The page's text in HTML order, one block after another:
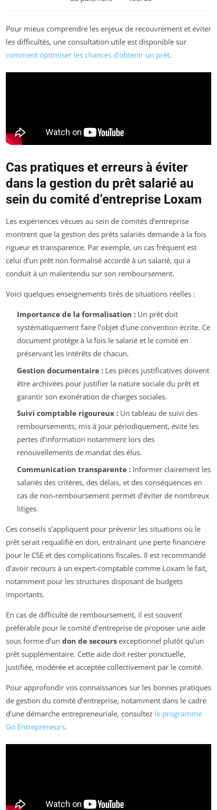
Pour mieux comprendre les enjeux de recouvrement et éviter
les difficultés, une consultation utile est disponible sur
comment optimiser les chances d’obtenir un prêt.
Cas pratiques et erreurs à éviter
dans la gestion du prêt salarié au
sein du comité d’entreprise Loxam
Les expériences vécues au sein de comités d’entreprise
montrent que la gestion des prêts salariés demande à la fois
rigueur et transparence. Par exemple, un cas fréquent est
celui d’un prêt non formalisé accordé à un salarié, qui a
conduit à un malentendu sur son remboursement.
Voici quelques enseignements tirés de situations réelles :
Importance de la formalisation :Un prêt doit
systématiquement faire l’objet d’une convention écrite. Ce
document protège à la fois le salarié et le comité en
préservant les intérêts de chacun.
Gestion documentaire :Les pièces justificatives doivent
être archivées pour justifier la nature sociale du prêt et
garantir son exonération de charges sociales.
Suivi comptable rigoureux :Un tableau de suivi des
remboursements, mis à jour périodiquement, évite les
pertes d’information notamment lors des
renouvellements de mandat des élus.
Communication transparente :Informer clairement les
salariés des critères, des délais, et des conséquences en
cas de non-remboursement permet d’éviter de nombreux
litiges.
Ces conseils s’appliquent pour prévenir les situations où le
prêt serait requalifié en don, entraînant une perte financière
pour le CSE et des complications fiscales. Il est recommandé
d’avoir recours à un expert-comptable comme Loxam le fait,
notamment pour les structures disposant de budgets
importants.
En cas de difficulté de remboursement, il est souvent
préférable pour le comité d’entreprise de proposer une aide
sous forme d’un don de secours exceptionnel plutôt qu’un
prêt supplémentaire. Cette aide doit rester ponctuelle,
justifiée, modérée et acceptée collectivement par le comité.
Pour approfondir vos connaissances sur les bonnes pratiques
de gestion du comité d’entreprise, notamment dans le cadre
d’une démarche entrepreneuriale, consultez le programme
Go Entrepreneurs.